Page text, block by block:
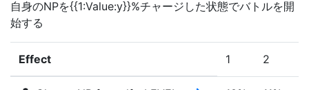
自身のNPを{{1:Value:y}}%チャージした状態でバトルを開
始する
Effect 1 2